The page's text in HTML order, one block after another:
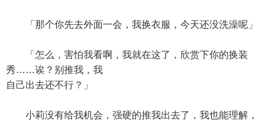
「那个你先去外面一会，我换衣服，今天还没洗澡呢」
「怎么，害怕我看啊，我就在这了，欣赏下你的换装
秀……诶？别推我，我
自己出去还不行？」
小莉没有给我机会，强硬的推我出去了，我也能理解，